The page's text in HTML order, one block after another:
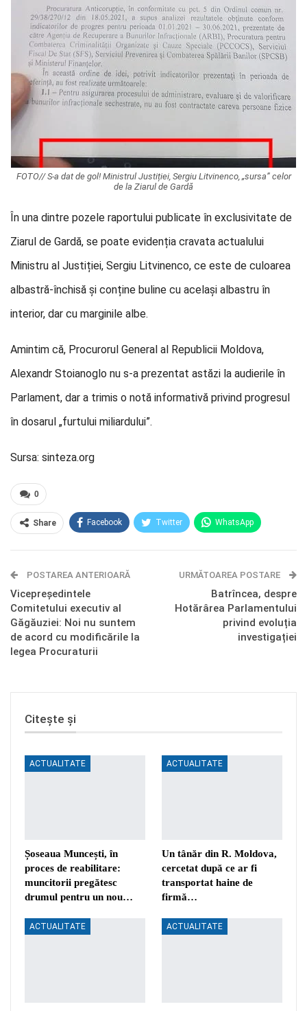
FOTO// S-a dat de gol! Ministrul Justiției, Sergiu Litvinenco, „sursa” celor
de la Ziarul de Gardă
În una dintre pozele raportului publicate în exclusivitate de
Ziarul de Gardă, se poate evidenția cravata actualului
Ministru al Justiției, Sergiu Litvinenco, ce este de culoarea
albastră-închisă și conține buline cu același albastru în
interior, dar cu marginile albe.
Amintim că, Procurorul General al Republicii Moldova,
Alexandr Stoianoglo nu s-a prezentat astăzi la audierile în
Parlament, dar a trimis o notă informativă privind progresul
în dosarul „furtului miliardului”.
Sursa: sinteza.org
0
Share Facebook Twitter WhatsApp
Telegram OK.ru
POSTAREA ANTERIOARĂ
Vicepreședintele
Comitetului executiv al
Găgăuziei: Noi nu suntem
de acord cu modificările la
legea Procuraturii
URMĂTOAREA POSTARE
Batrîncea, despre
Hotărârea Parlamentului
privind evoluția
investigației
Citește și
ACTUALITATE
Șoseaua Muncești, în
proces de reabilitare:
muncitorii pregătesc
drumul pentru un nou…
ACTUALITATE
Un tânăr din R. Moldova,
cercetat după ce ar fi
transportat haine de
firmă…
ACTUALITATE ACTUALITATE